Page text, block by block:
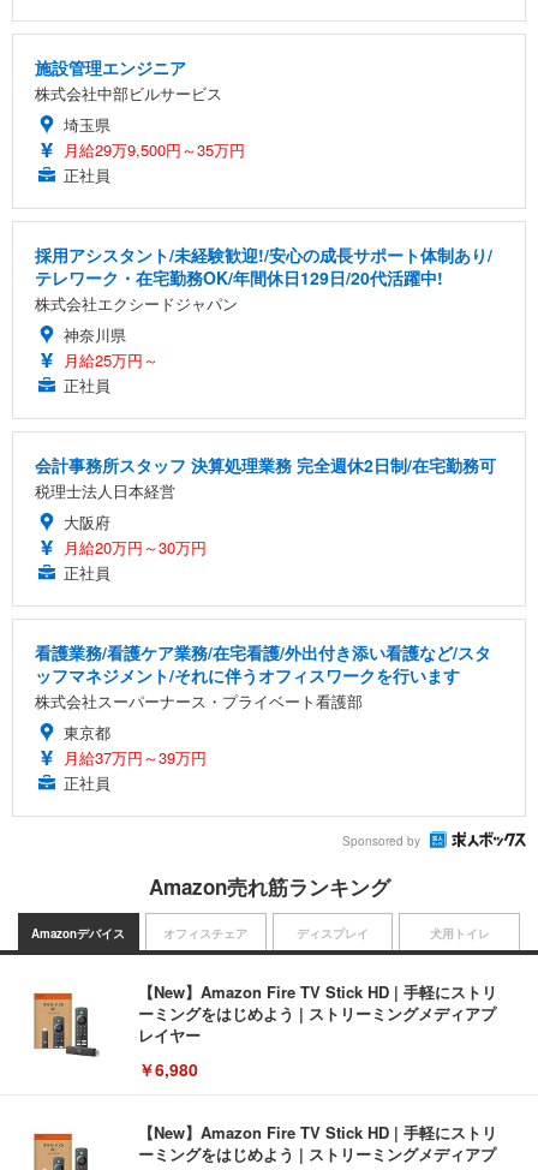
施設管理エンジニア
株式会社中部ビルサービス
埼玉県
月給29万9,500円～35万円
正社員
採用アシスタント/未経験歓迎!/安心の成長サポート体制あり/
テレワーク・在宅勤務OK/年間休日129日/20代活躍中!
株式会社エクシードジャパン
神奈川県
月給25万円～
正社員
会計事務所スタッフ 決算処理業務 完全週休2日制/在宅勤務可
税理士法人日本経営
大阪府
月給20万円～30万円
正社員
看護業務/看護ケア業務/在宅看護/外出付き添い看護など/スタ
ッフマネジメント/それに伴うオフィスワークを行います
株式会社スーパーナース・プライベート看護部
東京都
月給37万円～39万円
正社員
Sponsored by
Amazon売れ筋ランキング
Amazonデバイス
【New】Amazon Fire TV Stick HD | 手軽にストリ
ーミングをはじめよう | ストリーミングメディアプ
レイヤー
￥6,980
【New】Amazon Fire TV Stick HD | 手軽にストリ
ーミングをはじめよう | ストリーミングメディアプ
オフィスチェア ディスプレイ 犬用トイレ